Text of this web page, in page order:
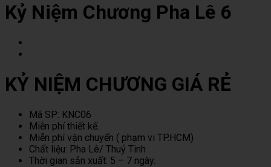
Kỷ Niệm Chương Pha Lê 6
KỶ NIỆM CHƯƠNG GIÁ RẺ
Mã SP: KNC06
Miễn phí thiết kế.
Miễn phí vận chuyển ( phạm vi TP.HCM)
Chất liệu: Pha Lê/ Thuỷ Tinh
Thời gian sản xuất: 5 – 7 ngày.